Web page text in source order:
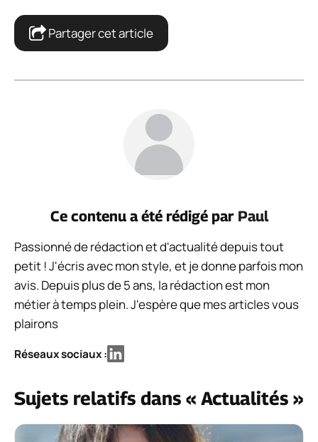
Partager cet article
Ce contenu a été rédigé par Paul
Passionné de rédaction et d'actualité depuis tout
petit ! J'écris avec mon style, et je donne parfois mon
avis. Depuis plus de 5 ans, la rédaction est mon
métier à temps plein. J'espère que mes articles vous
plairons
Réseaux sociaux :
Sujets relatifs dans « Actualités »